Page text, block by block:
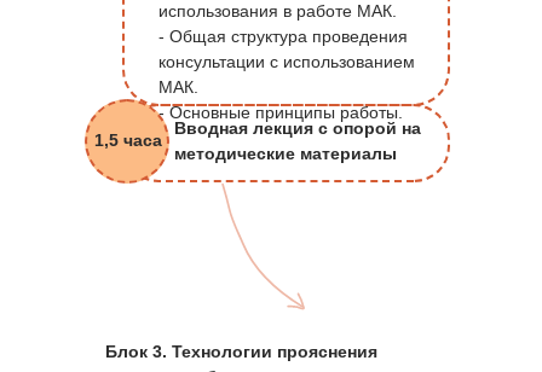
использования в работе МАК.
- Общая структура проведения
консультации с использованием
МАК.
- Основные принципы работы.
Вводная лекция с опорой на
методические материалы
1,5 часа
Блок 3. Технологии прояснения